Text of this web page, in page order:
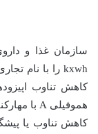
کاهش تناوب
هموفیلی A با مهارکننده‌های فاکتور VIII تائید کرد.
کاهش تناوب یا